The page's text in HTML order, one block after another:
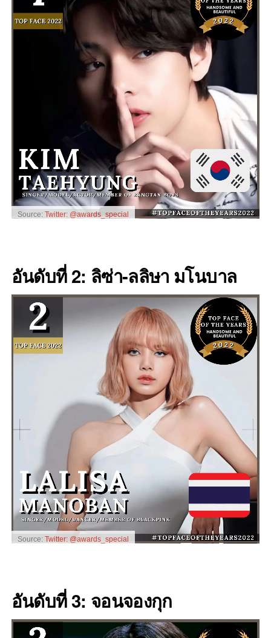
Source: Twitter: @awards_special
อันดับที่ 2: ลิซ่า-ลลิษา มโนบาล
Source: Twitter: @awards_special
อันดับที่ 3: จอนจองกุก